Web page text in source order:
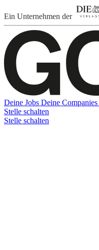
Ein Unternehmen der
Deine Jobs Deine Companies
Stelle schalten
Stelle schalten